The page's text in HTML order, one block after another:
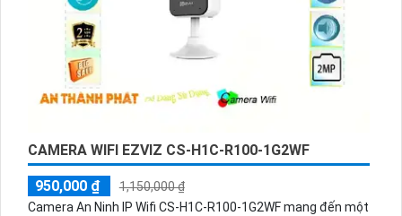
CAMERA WIFI EZVIZ CS-H1C-R100-1G2WF
950,000 ₫
1,150,000 ₫
Camera An Ninh IP Wifi CS-H1C-R100-1G2WF mang đến một